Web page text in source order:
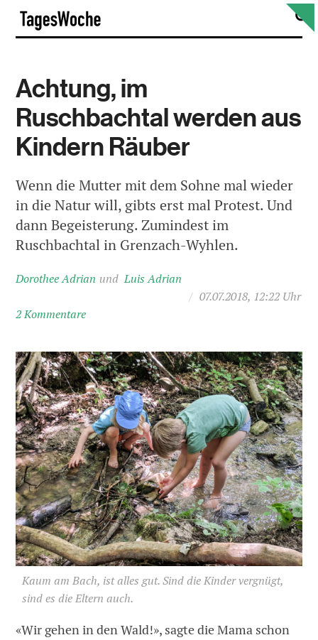
Skip
content
Achtung, im
Ruschbachtal werden aus
Kindern Räuber
Wenn die Mutter mit dem Sohne mal wieder
in die Natur will, gibts erst mal Protest. Und
dann Begeisterung. Zumindest im
Ruschbachtal in Grenzach-Wyhlen.
Dorothee Adrian
Luis Adrian
/ 07.07.2018, 12:22 Uhr
2 Kommentare
Kaum am Bach, ist alles gut. Sind die Kinder vergnügt,
sind es die Eltern auch.
«Wir gehen in den Wald!», sagte die Mama schon